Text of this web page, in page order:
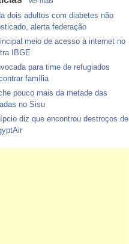
dois adultos com diabetes não
alerta federação
meio de acesso à internet no
IBGE
para time de refugiados
família
pouco mais da metade das
no Sisu
diz que encontrou destroços de